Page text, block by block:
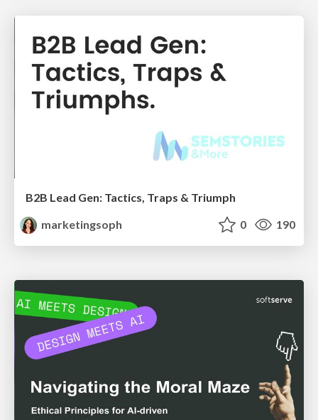
B2B Lead Gen: Tactics, Traps & Triumph
marketingsoph
0 190